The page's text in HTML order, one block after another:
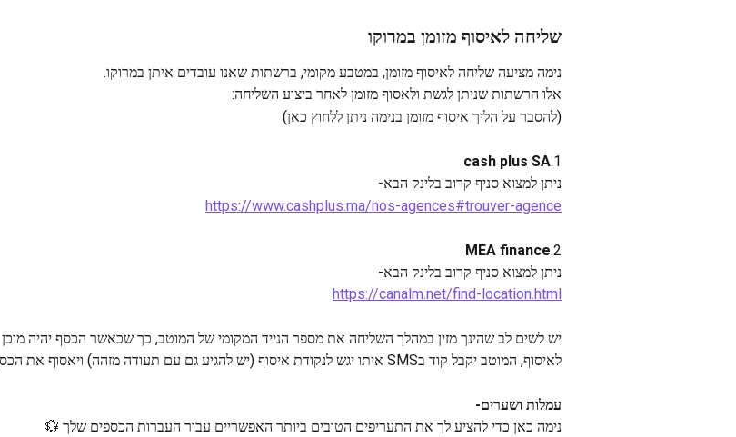
שליחה לאיסוף מזומן במרוקו
נימה מציעה שליחה לאיסוף מזומן, במטבע מקומי, ברשתות שאנו עובדים איתן במרוקו.
אלו הרשתות שניתן לגשת ולאסוף מזומן לאחר ביצוע השליחה:
(להסבר על הליך איסוף מזומן בנימה ניתן ללחוץ כאן)
1.
cash plus SA
ניתן למצוא סניף קרוב בלינק הבא-
https://www.cashplus.ma/nos-agences#trouver-agence
2.
MEA finance
ניתן למצוא סניף קרוב בלינק הבא-
https://canalm.net/find-location.html
יש לשים לב שהינך מזין במהלך השליחה את מספר הנייד המקומי של המוטב, כך שכאשר הכסף יהיה מוכן
לאיסוף, המוטב יקבל קוד בSMS איתו יגש לנקודת איסוף (יש להגיע גם עם תעודה מזהה) ויאסוף את הכסף.
עמלות ושערים-
נימה כאן כדי להציע לך את התעריפים הטובים ביותר האפשריים עבור העברות הכספים שלך 💱